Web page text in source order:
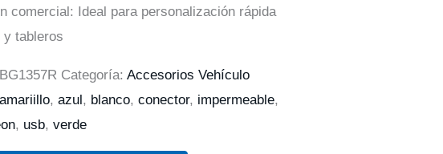
comercial: Ideal para personalización rápida
y tableros
Categoría: Accesorios Vehículo
amariillo, azul, blanco, conector, impermeable,
, usb, verde